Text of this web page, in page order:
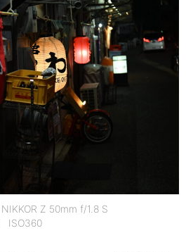
Z 50mm f/1.8 S
ISO360